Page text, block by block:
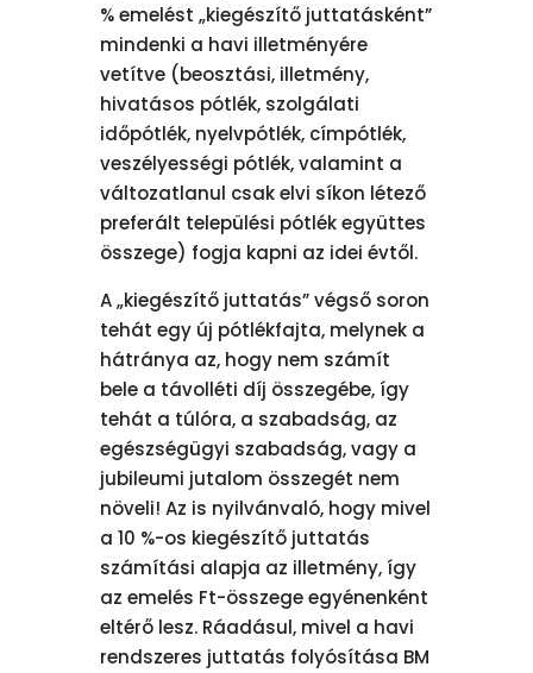
% emelést „kiegészítő juttatásként”
mindenki a havi illetményére
vetítve (beosztási, illetmény,
hivatásos pótlék, szolgálati
időpótlék, nyelvpótlék, címpótlék,
veszélyességi pótlék, valamint a
változatlanul csak elvi síkon létező
preferált települési pótlék együttes
összege) fogja kapni az idei évtől.
A „kiegészítő juttatás” végső soron
tehát egy új pótlékfajta, melynek a
hátránya az, hogy nem számít
bele a távolléti díj összegébe, így
tehát a túlóra, a szabadság, az
egészségügyi szabadság, vagy a
jubileumi jutalom összegét nem
növeli! Az is nyilvánvaló, hogy mivel
a 10 %-os kiegészítő juttatás
számítási alapja az illetmény, így
az emelés Ft-összege egyénenként
eltérő lesz. Ráadásul, mivel a havi
rendszeres juttatás folyósítása BM